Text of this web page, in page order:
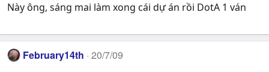
Này ông, sáng mai làm xong cái dự án rồi DotA 1 ván
February14th 20/7/09